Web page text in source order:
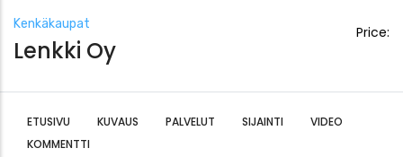
Kenkäkaupat
Lenkki Oy
Price:
ETUSIVU KUVAUS PALVELUT SIJAINTI
VIDEO
KOMMENTTI